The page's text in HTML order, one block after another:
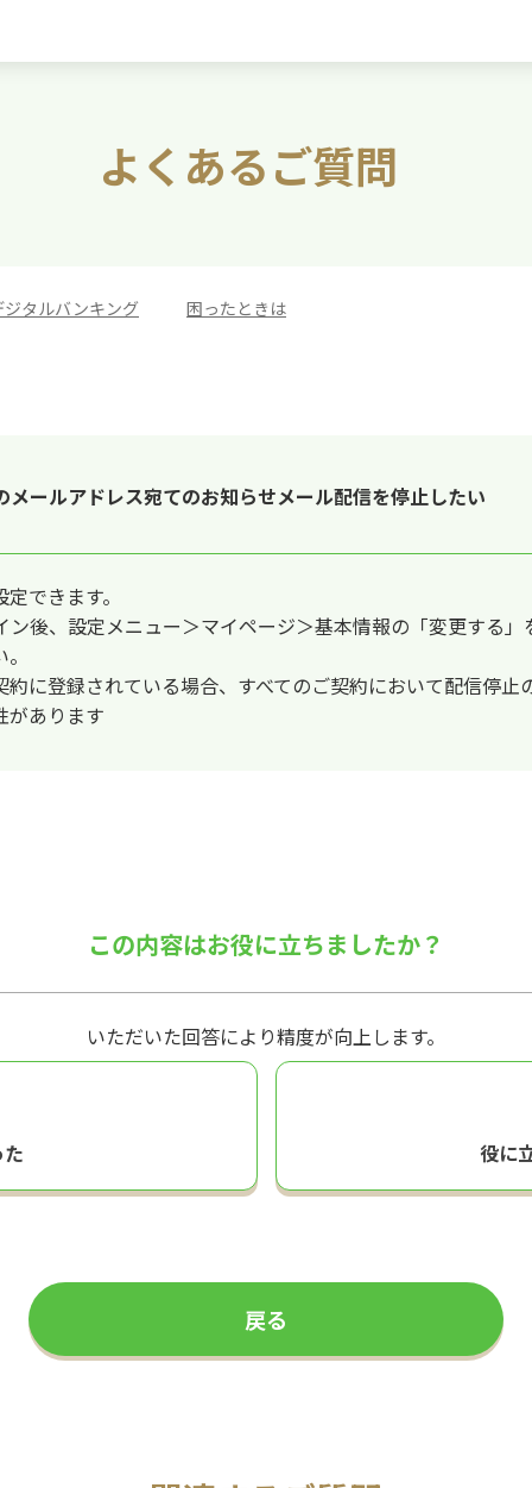
よくあるご質問
タルバンキング 困ったときは
ールアドレス宛てのお知らせメール配信を停止したい
できます。
ン後、設定メニュー＞マイページ＞基本情報の「変更する
に登録されている場合、すべてのご契約において配信停止
があります
この内容はお役に立ちましたか？
いただいた回答により精度が向上します。
役に
戻る